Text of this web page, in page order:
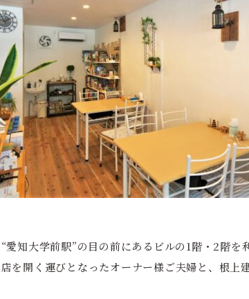
愛知大学前駅”の目の前にあるビルの1階・2階
を開く運びとなったオーナー様ご夫婦と、根